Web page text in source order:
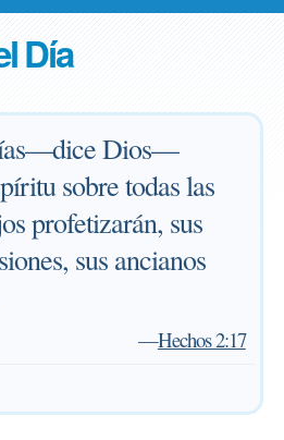
Día
Dios—
sobre todas las
profetizarán, sus
sus ancianos
—Hechos 2:17